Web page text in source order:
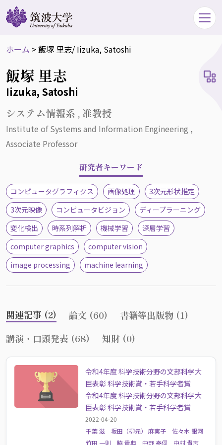
ホーム >飯塚 里志/ Iizuka, Satoshi
飯塚 里志
Iizuka, Satoshi
システム情報系 , 准教授
Institute of Systems and Information Engineering ,
Associate Professor
研究者キーワード
コンピュータグラフィクス 画像処理
3次元形状推定
3次元映像
コンピュータビジョン
ディープラーニング
変化検出
時系列解析 機械学習
深層学習
computer graphics
computer vision
image processing
machine learning
関連記事 (2) 論文 (60)
書籍等出版物 (1)
講演・口頭発表 (68)
知財 (0)
令和4年度 科学技術分野の文部科学大
臣表彰 科学技術賞・若手科学者賞
令和4年度 科学技術分野の文部科学大
臣表彰 科学技術賞・若手科学者賞
2022-04-20
千葉 滋
坂田（柳元） 麻実子
佐々木 銀河
竹田 一則
脇 貴典 中野 泰伺 中村 貴志